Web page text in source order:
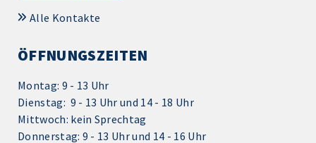
Alle Kontakte
ÖFFNUNGSZEITEN
Montag: 9 - 13 Uhr
Dienstag: 9 - 13 Uhr und 14 - 18 Uhr
Mittwoch: kein Sprechtag
Donnerstag: 9 - 13 Uhr und 14 - 16 Uhr